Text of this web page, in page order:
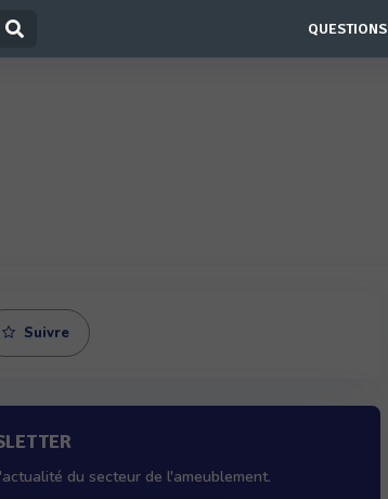
QUESTIONS
Suivre
du secteur de l'ameublement.